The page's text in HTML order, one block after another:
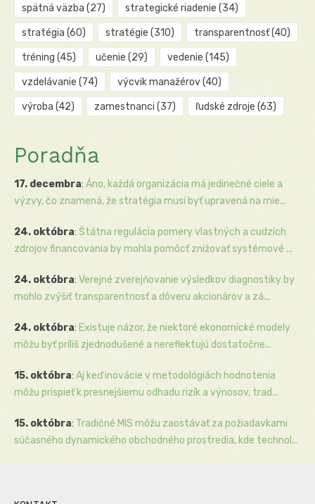
spätná väzba (27) strategické riadenie (34)
stratégia (60) stratégie (310) transparentnosť(40)
tréning (45) učenie (29) vedenie (145)
vzdelávanie (74) výcvik manažérov(40)
výroba (42) zamestnanci (37) ľudské zdroje (63)
Poradňa
17. decembra: Áno, každá organizácia má jedinečné ciele a
výzvy, čo znamená, že stratégia musí byť upravená na mie...
24. októbra: Štátna regulácia pomery vlastných a cudzích
zdrojov financovania by mohla pomôcť znižovať systémové ...
24. októbra: Verejné zverejňovanie výsledkov diagnostiky by
mohlo zvýšiť transparentnosť a dôveru akcionárov a zá...
24. októbra: Existuje názor, že niektoré ekonomické modely
môžu byť príliš zjednodušené a nereflektujú dostatočne...
15. októbra: Aj keď inovácie v metodológiách hodnotenia
môžu prispieť k presnejšiemu odhadu rizík a výnosov, trad...
15. októbra: Tradičné MIS môžu zaostávať za požiadavkami
súčasného dynamického obchodného prostredia, kde technol...